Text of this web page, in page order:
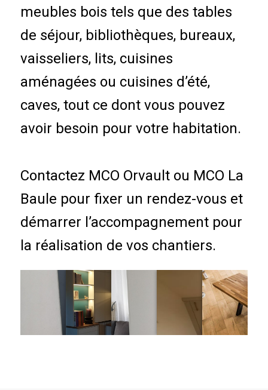
meubles bois tels que des tables
de séjour, bibliothèques, bureaux,
vaisseliers, lits, cuisines
aménagées ou cuisines d’été,
caves, tout ce dont vous pouvez
avoir besoin pour votre habitation.
Contactez MCO Orvault ou MCO La
Baule pour fixer un rendez-vous et
démarrer l’accompagnement pour
la réalisation de vos chantiers.